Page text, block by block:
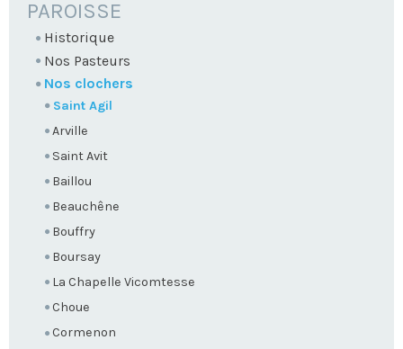
NAVIGATION
PAROISSE
Historique
Nos Pasteurs
Nos clochers
Saint Agil
Arville
Saint Avit
Baillou
Beauchêne
Bouffry
Boursay
La Chapelle Vicomtesse
Choue
Cormenon